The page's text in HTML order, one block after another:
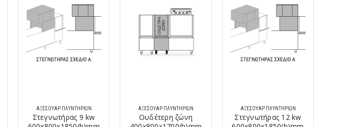
ΑΞΕΣΟΥΆΡ ΠΛΥΝΤΗΡΊΩΝ
Στεγνωτήρας 9 kw
ΑΞΕΣΟΥΆΡ ΠΛΥΝΤΗΡΊΩΝ
Ουδέτερη ζώνη
ΑΞΕΣΟΥΆΡ ΠΛΥΝΤΗΡΊΩΝ
Στεγνωτήρας 12 kw